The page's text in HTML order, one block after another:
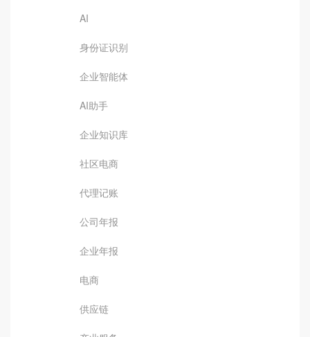
AI
身份证识别
企业智能体
AI助手
企业知识库
社区电商
代理记账
公司年报
企业年报
电商
供应链